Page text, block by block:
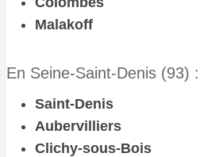
Malakoff
En Seine-Saint-Denis (93) :
Saint-Denis
Aubervilliers
Clichy-sous-Bois